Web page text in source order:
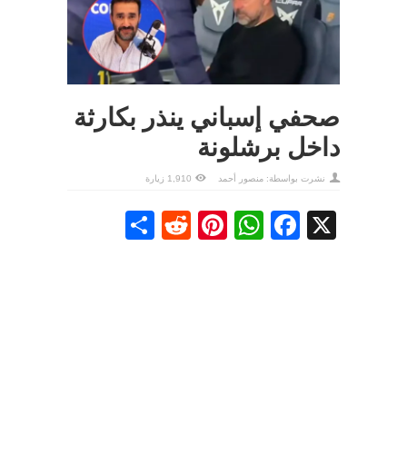
صحفي إسباني ينذر بكارثة
داخل برشلونة
نشرت بواسطة: منصور أحمد 1,910 زيارة
X
Facebook
WhatsApp
Pinterest
Reddit